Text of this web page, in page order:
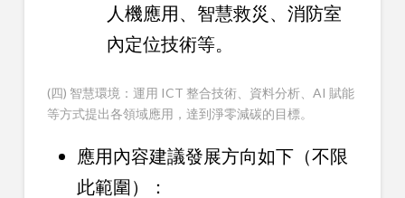
人機應用、智慧救災、消防室
內定位技術等。
(四) 智慧環境：運用 ICT 整合技術、資料分析、AI 賦能
等方式提出各領域應用，達到淨零減碳的目標。
應用內容建議發展方向如下（不限
此範圍）：